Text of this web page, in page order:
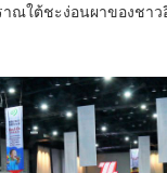
าณใต้ชะง่อนผาของชา